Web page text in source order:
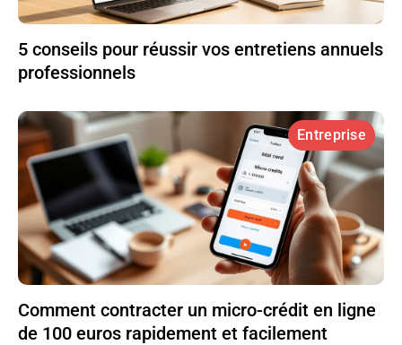
5 conseils pour réussir vos entretiens annuels
professionnels
Entreprise
Comment contracter un micro-crédit en ligne
de 100 euros rapidement et facilement